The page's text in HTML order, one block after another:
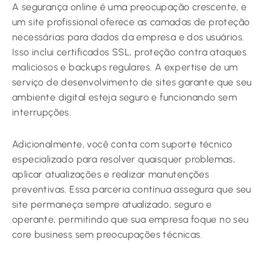
A segurança online é uma preocupação crescente, e
um site profissional oferece as camadas de proteção
necessárias para dados da empresa e dos usuários.
Isso inclui certificados SSL, proteção contra ataques
maliciosos e backups regulares. A expertise de um
serviço de desenvolvimento de sites garante que seu
ambiente digital esteja seguro e funcionando sem
interrupções.
Adicionalmente, você conta com suporte técnico
especializado para resolver quaisquer problemas,
aplicar atualizações e realizar manutenções
preventivas. Essa parceria contínua assegura que seu
site permaneça sempre atualizado, seguro e
operante, permitindo que sua empresa foque no seu
core business sem preocupações técnicas.